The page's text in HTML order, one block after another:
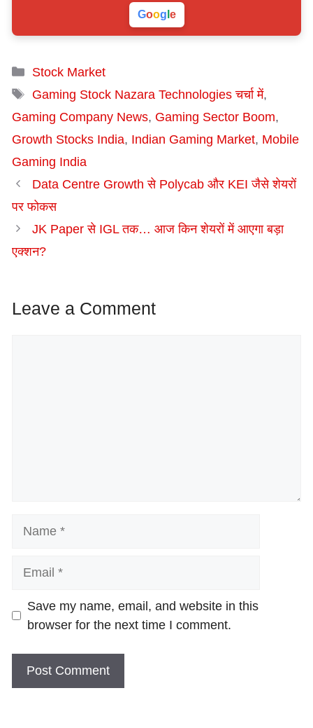
Goog e
Categories
Stock Market
Tags
Gaming Stock Nazara Technologies चर्चा में,
Gaming Company News, Gaming Sector Boom,
Growth Stocks India, Indian Gaming Market, Mobile
Gaming India
Data Centre Growth से Polycab और KEI जैसे शेयरों
पर फोकस
JK Paper से IGL तक… आज किन शेयरों में आएगा बड़ा
एक्शन?
Leave a Comment
Website
Save my name, email, and website in this
browser for the next time I comment.